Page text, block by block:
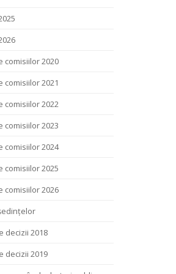
comisiilor 2020
comisiilor 2021
comisiilor 2022
comisiilor 2023
comisiilor 2024
comisiilor 2025
comisiilor 2026
decizii 2018
decizii 2019